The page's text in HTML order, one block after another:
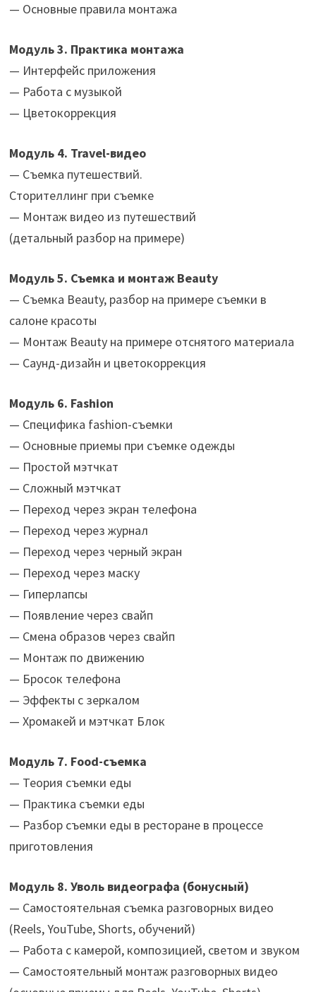
— Основные правила монтажа‌
Модуль 3. Практика монтажа
— Интерфейс приложения
— Работа с музыкой
— Цветокоррекция‌
Модуль 4. Travel-видео
— Съемка путешествий.
Сторителлинг при съемке
— Монтаж видео из путешествий
(детальный разбор на примере)‌
Модуль 5. Съемка и монтаж Beauty
— Съемка Beauty, разбор на примере съемки в
салоне красоты
— Монтаж Beauty на примере отснятого материала
— Саунд-дизайн и цветокоррекция
Модуль 6. Fashion
— Специфика fashion-съемки
— Основные приемы при съемке одежды
— Простой мэтчкат
— Сложный мэтчкат
— Переход через экран телефона
— Переход через журнал
— Переход через черный экран
— Переход через маску
— Гиперлапсы
— Появление через свайп
— Смена образов через свайп
— Монтаж по движению
— Бросок телефона
— Эффекты с зеркалом
— Хромакей и мэтчкат ‌Блок
Модуль 7. Food-съемка
— Теория съемки еды
— Практика съемки еды
— Разбор съемки еды в ресторане в процессе
приготовления‌
Модуль 8. Уволь видеографа (бонусный)
— Самостоятельная съемка разговорных видео
(Reels, YouTube, Shorts, обучений)
— Работа с камерой, композицией, светом и звуком
— Самостоятельный монтаж разговорных видео